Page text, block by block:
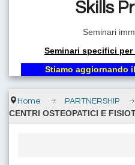
Skills
Seminari
Seminari specifici
Stiamo aggiornando
Home PARTNERSHIP
CENTRI OSTEOPATICI E